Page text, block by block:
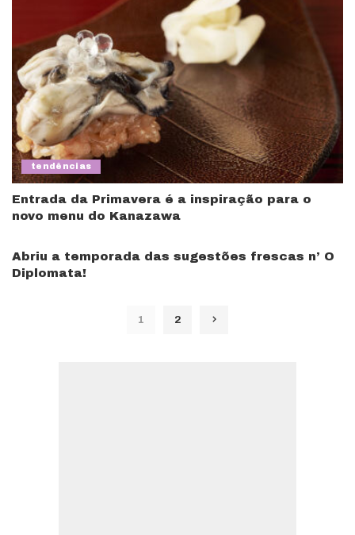
tendências
Entrada da Primavera é a inspiração para o
novo menu do Kanazawa
Abriu a temporada das sugestões frescas n’ O
Diplomata!
1 2